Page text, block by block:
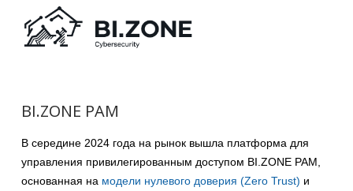
BI.ZONE PAM
В середине 2024 года на рынок вышла платформа для
управления привилегированным доступом BI.ZONE PAM,
основанная на модели нулевого доверия (Zero Trust) и